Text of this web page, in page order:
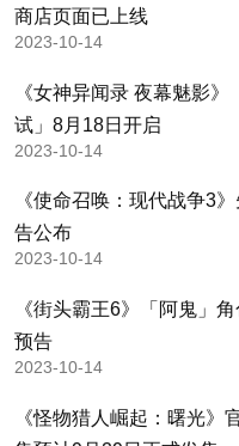
商店页面已上线
2023-10-14
《女神异闻录 夜幕魅影》
试」8月18日开启
2023-10-14
《使命召唤：现代战争3
告公布
2023-10-14
《街头霸王6》「阿鬼」
预告
2023-10-14
《怪物猎人崛起：曙光》